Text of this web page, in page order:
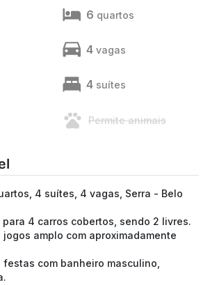
6 quartos
4 vagas
4 suítes
Permite animais
4 suítes, 4 vagas, Serra - Belo
para 4 carros cobertos, sendo 2 livres.
jogos amplo com aproximadamente
festas com banheiro masculino,